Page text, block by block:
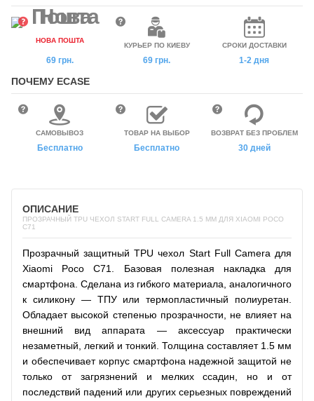
НОВА ПОШТА
69 грн.
КУРЬЕР ПО КИЕВУ
69 грн.
СРОКИ ДОСТАВКИ
1-2 дня
ПОЧЕМУ ECASE
САМОВЫВОЗ
Бесплатно
ТОВАР НА ВЫБОР
Бесплатно
ВОЗВРАТ БЕЗ ПРОБЛЕМ
30 дней
ОПИСАНИЕ
ПРОЗРАЧНЫЙ TPU ЧЕХОЛ START FULL CAMERA 1.5 ММ ДЛЯ XIAOMI POCO
C71
Прозрачный защитный TPU чехол Start Full Camera для
Xiaomi Poco C71. Базовая полезная накладка для
смартфона. Сделана из гибкого материала, аналогичного
к силикону — ТПУ или термопластичный полиуретан.
Обладает высокой степенью прозрачности, не влияет на
внешний вид аппарата — аксессуар практически
незаметный, легкий и тонкий. Толщина составляет 1.5 мм
и обеспечивает корпус смартфона надежной защитой не
только от загрязнений и мелких ссадин, но и от
последствий падений или других серьезных повреждений